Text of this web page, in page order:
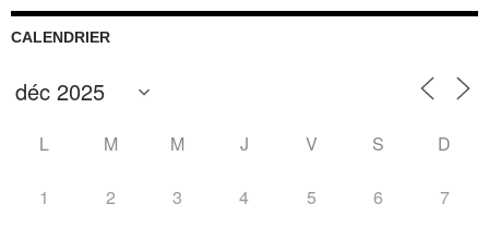
CALENDRIER
L M M J V S D
1 2 3 4 5 6 7